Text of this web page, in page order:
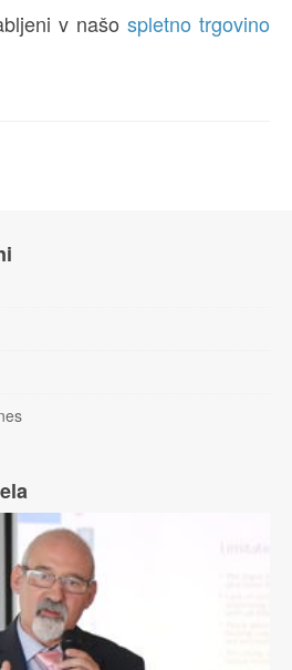
v našo spletno trgovino